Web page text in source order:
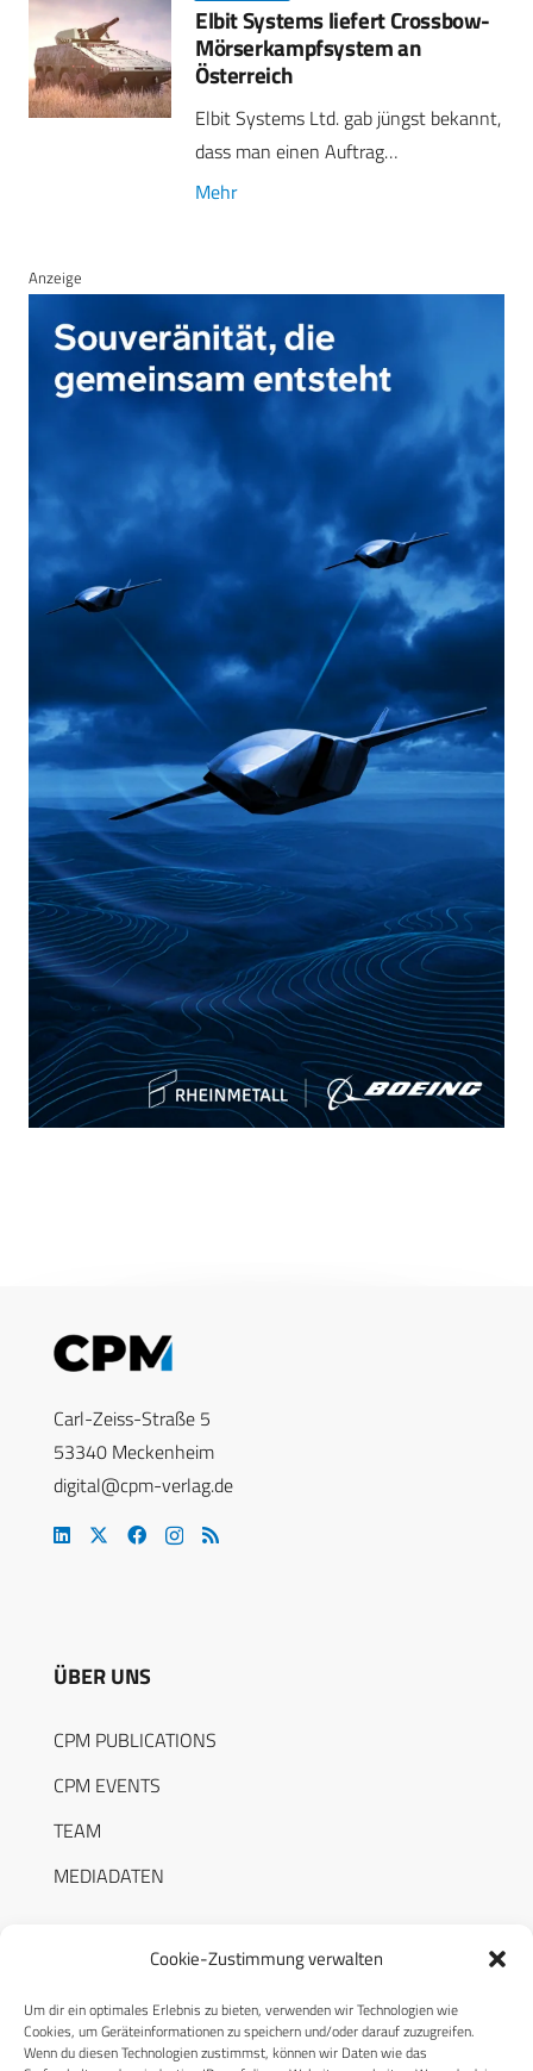
Cookie-Zustimmung verwalten
Um dir ein optimales Erlebnis zu bieten, verwenden wir Technologien wie
Cookies, um Geräteinformationen zu speichern und/oder darauf zuzugreifen.
Wenn du diesen Technologien zustimmst, können wir Daten wie das
Elbit Systems liefert Crossbow-
Mörserkampfsystem an
Österreich
Elbit Systems Ltd. gab jüngst bekannt,
dass man einen Auftrag…
Mehr
Anzeige
Carl-Zeiss-Straße 5
53340 Meckenheim
digital@cpm-verlag.de
ÜBER UNS
CPM PUBLICATIONS
CPM EVENTS
TEAM
MEDIADATEN
RECHTLICHES